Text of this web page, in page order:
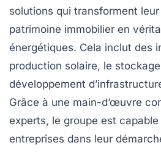
solutions qui transforment
patrimoine immobilier en
énergétiques. Cela inclut des
production solaire, le stockage
développement
Grâce à une main-d’œuvre
experts, le groupe est
entreprises dans leur